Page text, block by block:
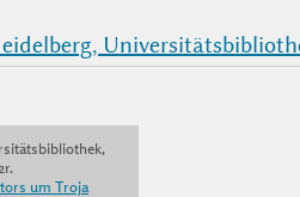
um Troja